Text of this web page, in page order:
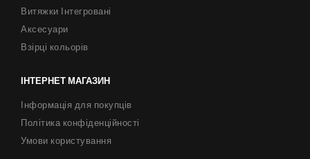
Витяжки Інтегровані
Аксесуари
Взірці кольорів
ІНТЕРНЕТ МАГАЗИН
Інформація для покупців
Політика конфіденційності
Умови користування